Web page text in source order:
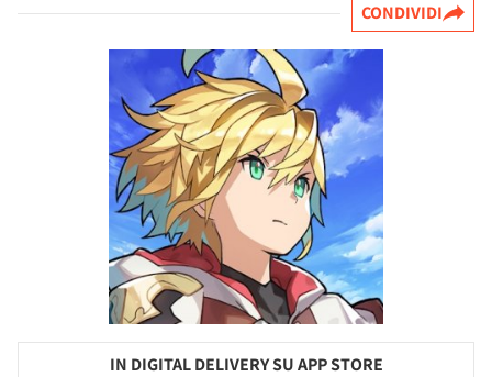
CONDIVIDI
IN DIGITAL DELIVERY SU APP STORE